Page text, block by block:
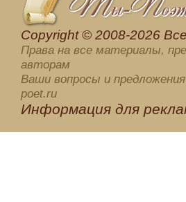
Сopyright © 2008-2026
Права на все материалы,
авторам
Ваши вопросы и
poet.ru
Информация для